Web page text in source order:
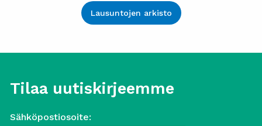
Lausuntojen arkisto
Tilaa uutiskirjeemme
Sähköpostiosoite: